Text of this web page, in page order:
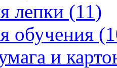
лепки (11)
обучения
и